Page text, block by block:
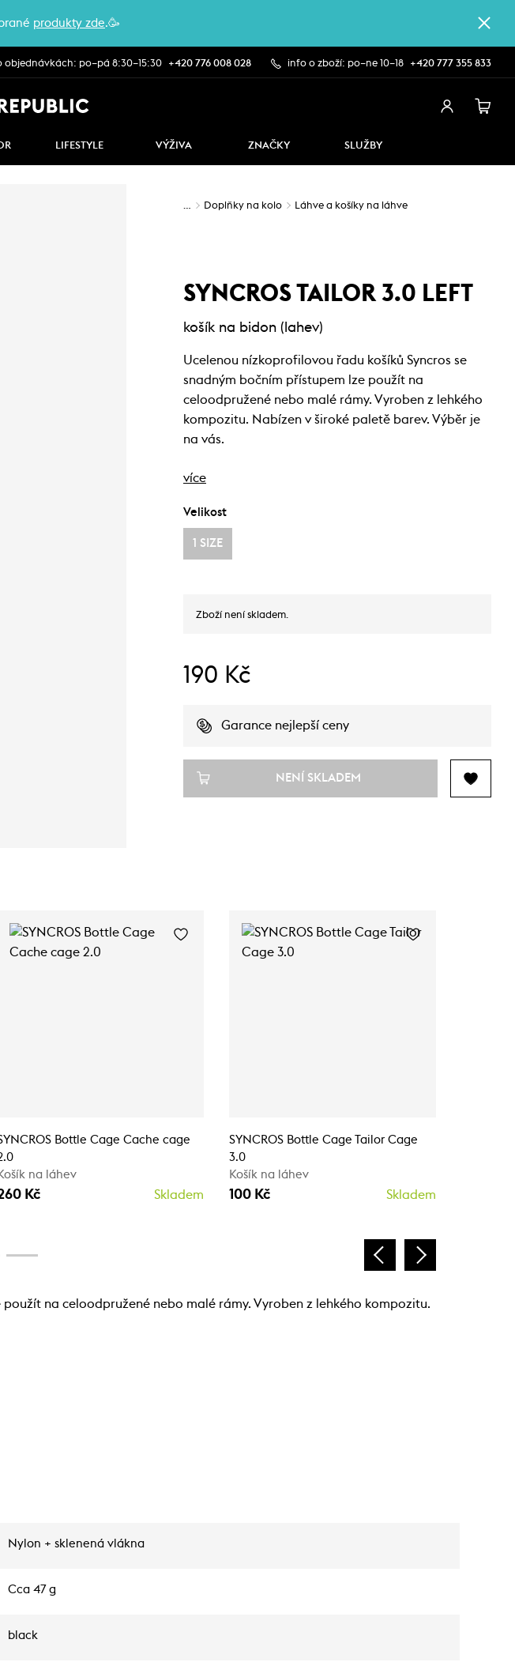
produkty zde.🥳
objednávkách: po–pá 8:30–15:30 +420 776 008 028 info o zboží: po–ne 10–18 +420 777 355 833
LIFESTYLE VÝŽIVA ZNAČKY SLUŽBY
… Doplňky na kolo Láhve a košíky na láhve
SYNCROS TAILOR 3.0 LEFT
košík na bidon (lahev)
Ucelenou nízkoprofilovou řadu košíků Syncros se
snadným bočním přístupem lze použít na
celoodpružené nebo malé rámy. Vyroben z lehkého
kompozitu. Nabízen v široké paletě barev. Výběr je
na vás.
více
Velikost
1 SIZE
Zboží není skladem.
190 Kč
Garance nejlepší ceny
NENÍ SKLADEM
Bottle Cage Cache cage
Košík na láhev
Kč Skladem
SYNCROS Bottle Cage Tailor Cage
3.0
Košík na láhev
100 Kč Skladem
na celoodpružené nebo malé rámy. Vyroben z lehkého kompozitu.
Nylon + sklenená vlákna
Cca 47 g
black